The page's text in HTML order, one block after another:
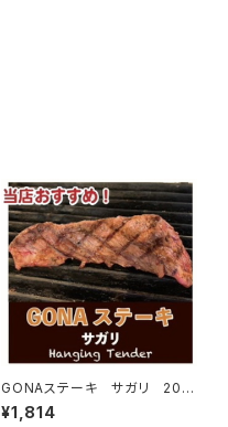
GONAステーキ サガリ 200
g
¥1,814